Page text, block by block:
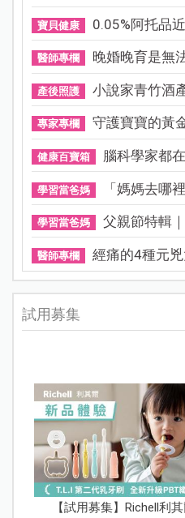
寶貝健康 0.05%阿托品
醫師專欄 晚婚晚育是無
產後照護 小說家青竹酒
專家專欄 守護寶寶的黃
健康百寶箱 腦科學家都
學習當爸媽 「媽媽去哪
學習當爸媽 父親節特輯
醫師專欄 經痛的4種元
試用募集
【試用募集】Richell利